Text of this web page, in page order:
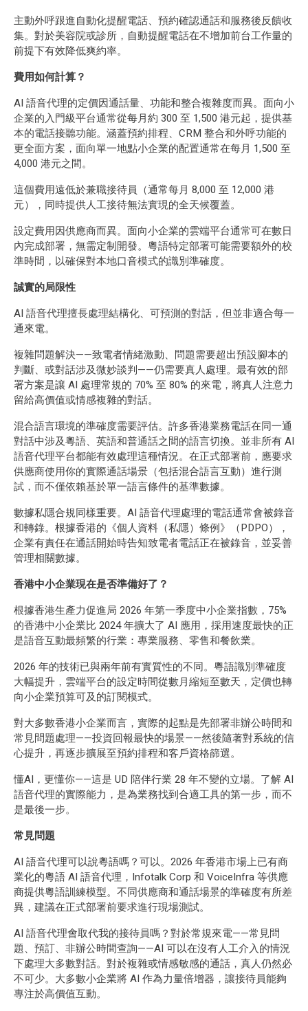
主動外呼跟進自動化提醒電話、預約確認通話和服務後反饋收
集。對於美容院或診所，自動提醒電話在不增加前台工作量的
前提下有效降低爽約率。
費用如何計算？
AI 語音代理的定價因通話量、功能和整合複雜度而異。面向小
企業的入門級平台通常從每月約 300 至 1,500 港元起，提供基
本的電話接聽功能。涵蓋預約排程、CRM 整合和外呼功能的
更全面方案，面向單一地點小企業的配置通常在每月 1,500 至
4,000 港元之間。
這個費用遠低於兼職接待員（通常每月 8,000 至 12,000 港
元），同時提供人工接待無法實現的全天候覆蓋。
設定費用因供應商而異。面向小企業的雲端平台通常可在數日
內完成部署，無需定制開發。粵語特定部署可能需要額外的校
準時間，以確保對本地口音模式的識別準確度。
誠實的局限性
AI 語音代理擅長處理結構化、可預測的對話，但並非適合每一
通來電。
複雜問題解決——致電者情緒激動、問題需要超出預設腳本的
判斷、或對話涉及微妙談判——仍需要真人處理。最有效的部
署方案是讓 AI 處理常規的 70% 至 80% 的來電，將真人注意力
留給高價值或情感複雜的對話。
混合語言環境的準確度需要評估。許多香港業務電話在同一通
對話中涉及粵語、英語和普通話之間的語言切換。並非所有 AI
語音代理平台都能有效處理這種情況。在正式部署前，應要求
供應商使用你的實際通話場景（包括混合語言互動）進行測
試，而不僅依賴基於單一語言條件的基準數據。
數據私隱合規同樣重要。AI 語音代理處理的電話通常會被錄音
和轉錄。根據香港的《個人資料（私隱）條例》（PDPO），
企業有責任在通話開始時告知致電者電話正在被錄音，並妥善
管理相關數據。
香港中小企業現在是否準備好了？
根據香港生產力促進局 2026 年第一季度中小企業指數，75%
的香港中小企業比 2024 年擴大了 AI 應用，採用速度最快的正
是語音互動最頻繁的行業：專業服務、零售和餐飲業。
2026 年的技術已與兩年前有實質性的不同。粵語識別準確度
大幅提升，雲端平台的設定時間從數月縮短至數天，定價也轉
向小企業預算可及的訂閱模式。
對大多數香港小企業而言，實際的起點是先部署非辦公時間和
常見問題處理——投資回報最快的場景——然後隨著對系統的信
心提升，再逐步擴展至預約排程和客戶資格篩選。
懂AI，更懂你——這是 UD 陪伴行業 28 年不變的立場。了解 AI
語音代理的實際能力，是為業務找到合適工具的第一步，而不
是最後一步。
常見問題
AI 語音代理可以說粵語嗎？可以。2026 年香港市場上已有商
業化的粵語 AI 語音代理，Infotalk Corp 和 VoiceInfra 等供應
商提供粵語訓練模型。不同供應商和通話場景的準確度有所差
異，建議在正式部署前要求進行現場測試。
AI 語音代理會取代我的接待員嗎？對於常規來電——常見問
題、預訂、非辦公時間查詢——AI 可以在沒有人工介入的情況
下處理大多數對話。對於複雜或情感敏感的通話，真人仍然必
不可少。大多數小企業將 AI 作為力量倍增器，讓接待員能夠
專注於高價值互動。